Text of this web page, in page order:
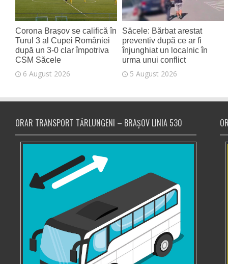
Corona Brașov se califică în
Turul 3 al Cupei României
după un 3-0 clar împotriva
CSM Săcele
6 August 2026
Săcele: Bărbat arestat
preventiv după ce ar fi
înjunghiat un localnic în
urma unui conflict
5 August 2026
ORAR TRANSPORT TĂRLUNGENI – BRAȘOV LINIA 530